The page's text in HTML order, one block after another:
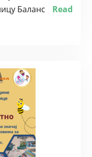
Баланс
Read